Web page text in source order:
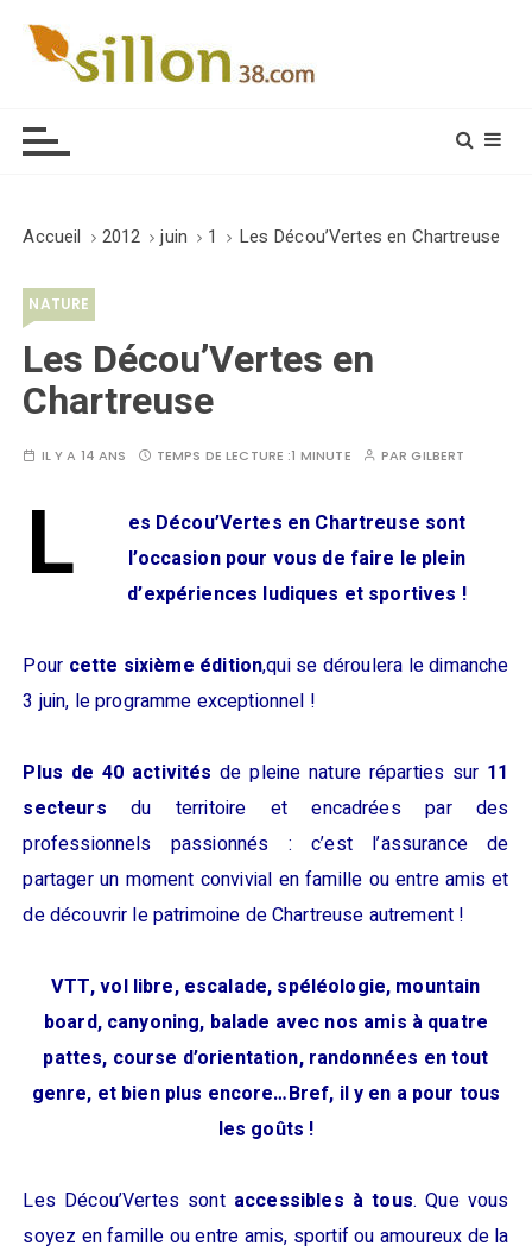
Accueil 2012 juin 1 Les Décou’Vertes en Chartreuse
NATURE
Les Décou’Vertes en
Chartreuse
IL Y A 14 ANS TEMPS DE LECTURE :1 MINUTE PARGILBERT
L
es Décou’Vertes en Chartreuse sont
l’occasion pour vous de faire le plein
d’expériences ludiques et sportives !
Pour cette sixième édition,qui se déroulera le dimanche
3 juin, le programme exceptionnel !
Plus de 40 activitésde pleine nature réparties sur 11
secteurs du territoire et encadrées par des
professionnels passionnés : c’est l’assurance de
partager un moment convivial en famille ou entre amis et
de découvrir le patrimoine de Chartreuse autrement !
VTT, vol libre, escalade, spéléologie, mountain
board, canyoning, balade avec nos amis à quatre
pattes, course d’orientation, randonnées en tout
genre, et bien plus encore…Bref, il y en a pour tous
les goûts !
Les Décou’Vertes sont accessibles à tous. Que vous
soyez en famille ou entre amis, sportif ou amoureux de la